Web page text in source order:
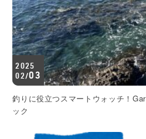
2025
02/03
釣りに役立つスマートウォッチ！
ック